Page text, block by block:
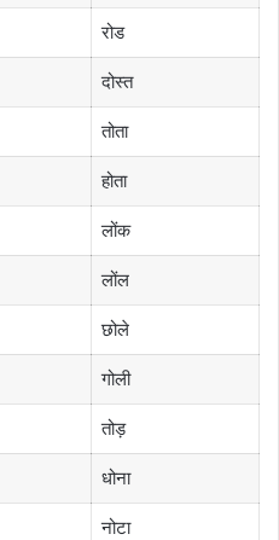
रोड
दोस्त
तोता
होता
लोंक
लोंल
छोले
गोली
तोड़
धोना
नोटा